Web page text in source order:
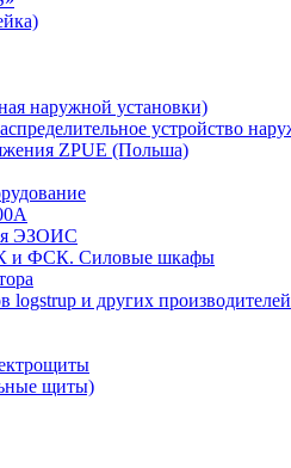
наружной установки)
устройство
ZPUE (Польша)
ЭЗОИС
и ФСК. Силовые шкафы
logstrup и других производителей
щиты)